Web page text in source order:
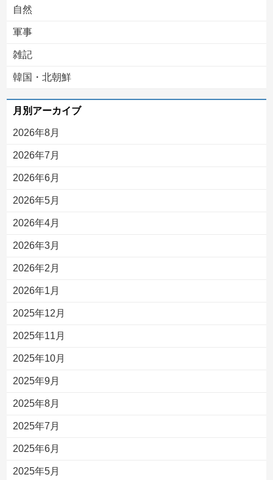
自然
軍事
雑記
韓国・北朝鮮
月別アーカイブ
2026年8月
2026年7月
2026年6月
2026年5月
2026年4月
2026年3月
2026年2月
2026年1月
2025年12月
2025年11月
2025年10月
2025年9月
2025年8月
2025年7月
2025年6月
2025年5月